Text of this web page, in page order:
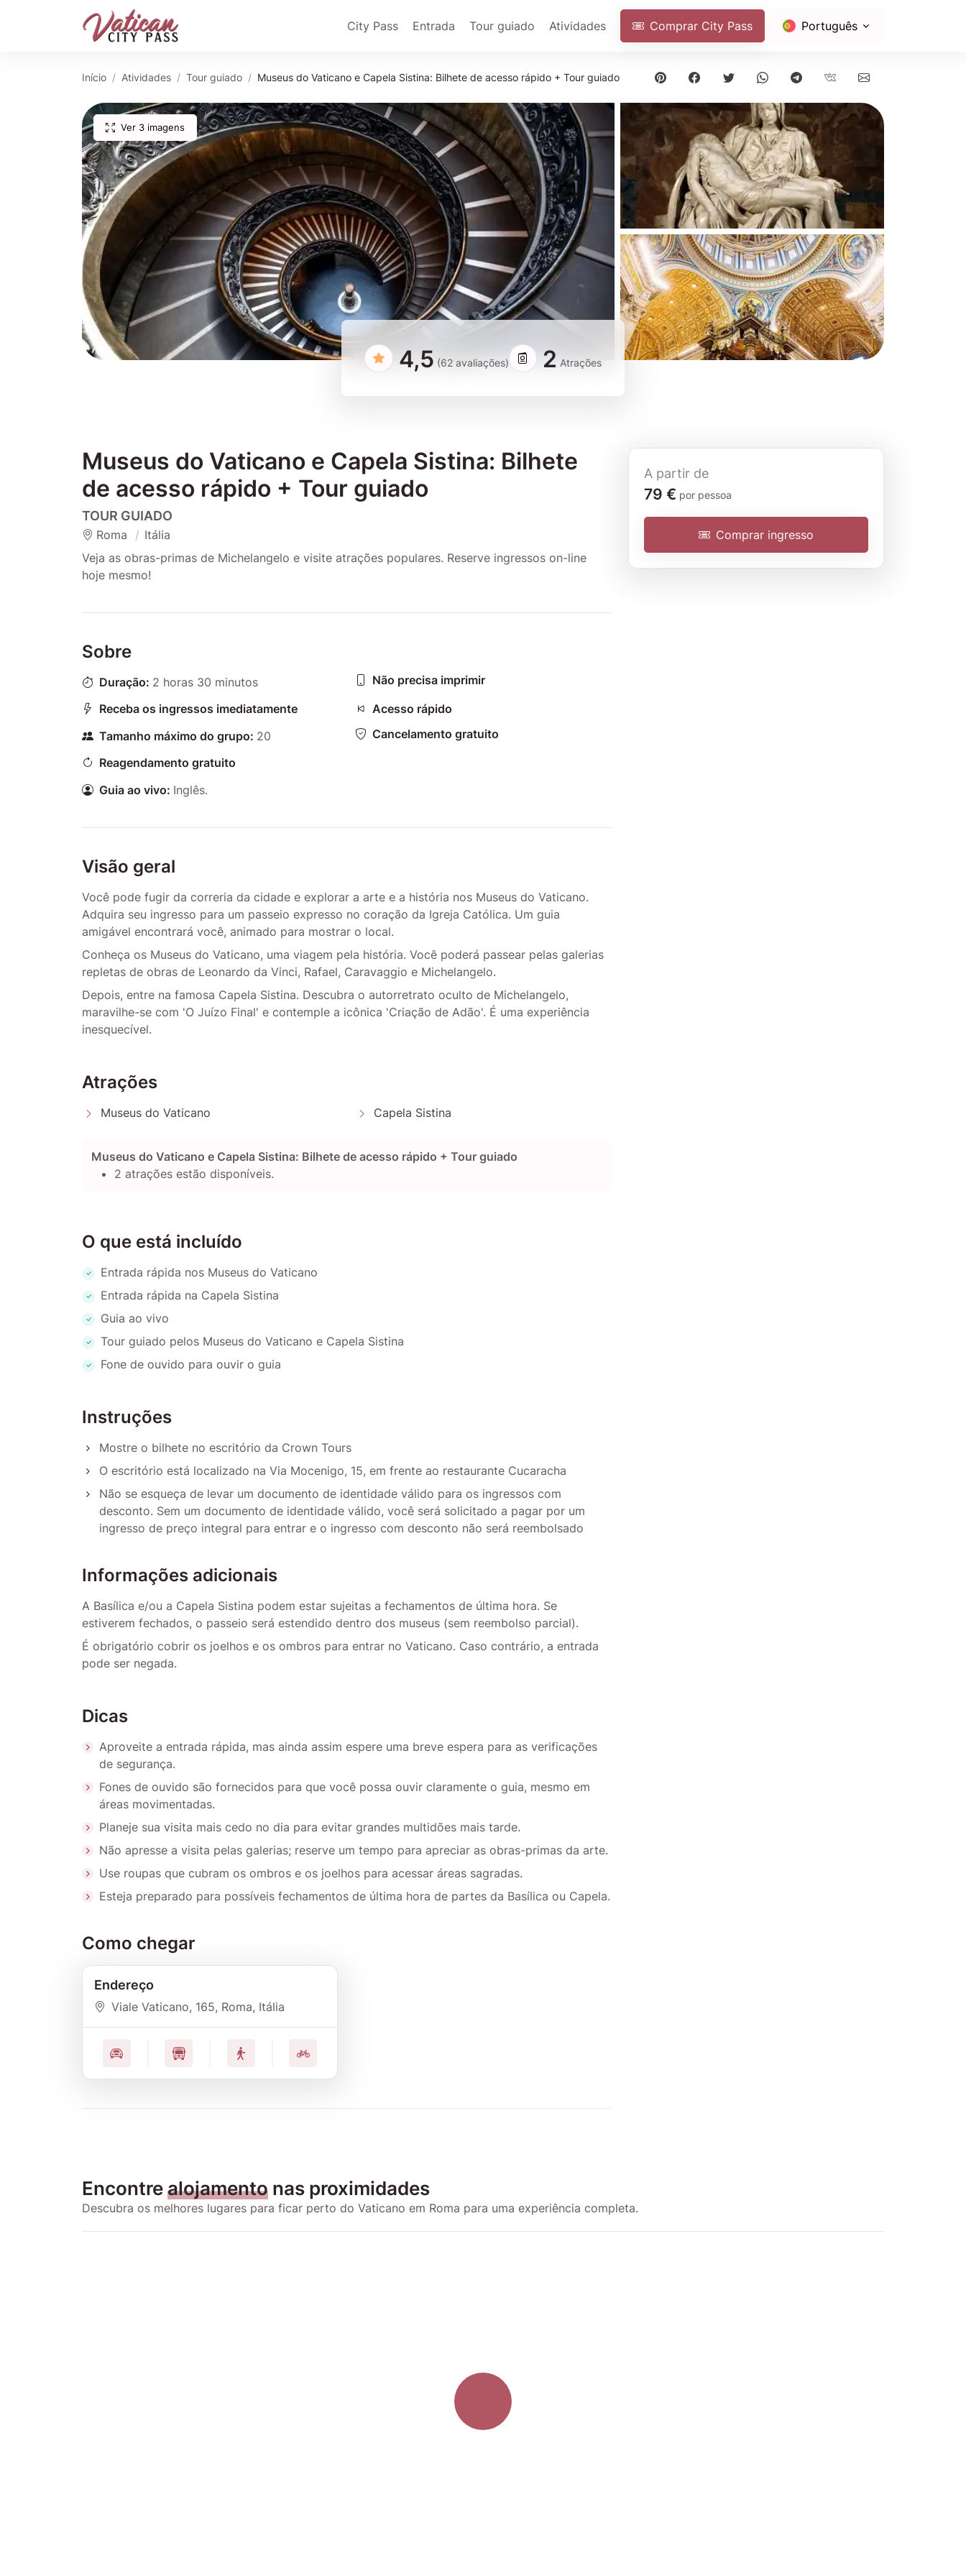
City Pass Entrada Tour guiado Atividades Comprar City Pass Português
Início Atividades Tour guiado Museus do Vaticano e Capela Sistina: Bilhete de acesso rápido + Tour guiado
Ver 3 imagens
4,5 (62 avaliações) 2 Atrações
Museus do Vaticano e Capela Sistina: Bilhete
de acesso rápido + Tour guiado
TOUR GUIADO
Roma
Itália
Veja as obras-primas de Michelangelo e visite atrações populares. Reserve ingressos on-line
hoje mesmo!
Sobre
Duração: 2 horas 30 minutos
Não precisa imprimir
Receba os ingressos imediatamente
Acesso rápido
Tamanho máximo do grupo: 20
Cancelamento gratuito
Reagendamento gratuito
Guia ao vivo: Inglês.
Visão geral
Você pode fugir da correria da cidade e explorar a arte e a história nos Museus do Vaticano.
Adquira seu ingresso para um passeio expresso no coração da Igreja Católica. Um guia
amigável encontrará você, animado para mostrar o local.
Conheça os Museus do Vaticano, uma viagem pela história. Você poderá passear pelas galerias
repletas de obras de Leonardo da Vinci, Rafael, Caravaggio e Michelangelo.
Depois, entre na famosa Capela Sistina. Descubra o autorretrato oculto de Michelangelo,
maravilhe-se com 'O Juízo Final' e contemple a icônica 'Criação de Adão'. É uma experiência
inesquecível.
Atrações
Museus do Vaticano Capela Sistina
Museus do Vaticano e Capela Sistina: Bilhete de acesso rápido + Tour guiado
2 atrações estão disponíveis.
O que está incluído
Entrada rápida nos Museus do Vaticano
Entrada rápida na Capela Sistina
Guia ao vivo
Tour guiado pelos Museus do Vaticano e Capela Sistina
Fone de ouvido para ouvir o guia
Instruções
Mostre o bilhete no escritório da Crown Tours
O escritório está localizado na Via Mocenigo, 15, em frente ao restaurante Cucaracha
Não se esqueça de levar um documento de identidade válido para os ingressos com
desconto. Sem um documento de identidade válido, você será solicitado a pagar por um
ingresso de preço integral para entrar e o ingresso com desconto não será reembolsado
Informações adicionais
A Basílica e/ou a Capela Sistina podem estar sujeitas a fechamentos de última hora. Se
estiverem fechados, o passeio será estendido dentro dos museus (sem reembolso parcial).
É obrigatório cobrir os joelhos e os ombros para entrar no Vaticano. Caso contrário, a entrada
pode ser negada.
Dicas
Aproveite a entrada rápida, mas ainda assim espere uma breve espera para as verificações
de segurança.
Fones de ouvido são fornecidos para que você possa ouvir claramente o guia, mesmo em
áreas movimentadas.
Planeje sua visita mais cedo no dia para evitar grandes multidões mais tarde.
Não apresse a visita pelas galerias; reserve um tempo para apreciar as obras-primas da arte.
Use roupas que cubram os ombros e os joelhos para acessar áreas sagradas.
Esteja preparado para possíveis fechamentos de última hora de partes da Basílica ou Capela.
Como chegar
Endereço
Viale Vaticano, 165, Roma, Itália
A partir de
79 € por pessoa
Comprar ingresso
Encontrealojamento nas proximidades
Descubra os melhores lugares para ficar perto do Vaticano em Roma para uma experiência completa.